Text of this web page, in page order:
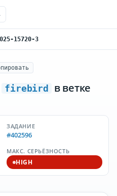
15720-3
firebird в ветке
ЗАДАНИЕ
#402596
МАКС. СЕРЬЁЗНОСТЬ
HIGH